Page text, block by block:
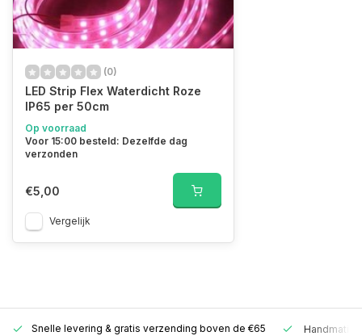
(0)
LED Strip Flex Waterdicht Roze
IP65 per 50cm
Op voorraad
Voor 15:00 besteld: Dezelfde dag
verzonden
€5,00
Vergelijk
Snelle levering & gratis verzending boven de €65